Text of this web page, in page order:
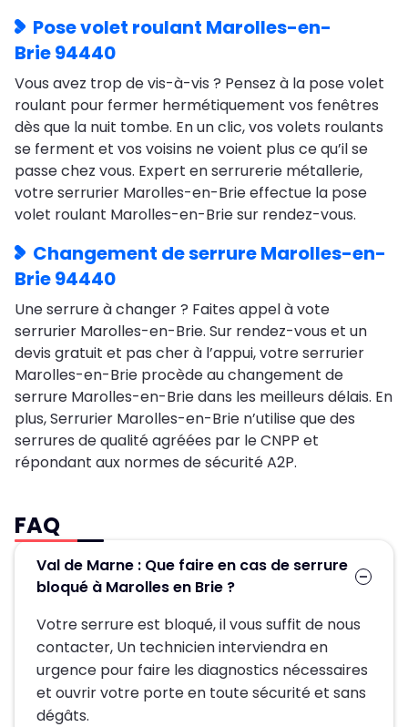
Pose volet roulant Marolles-en-
Brie 94440
Vous avez trop de vis-à-vis ? Pensez à la pose volet
roulant pour fermer hermétiquement vos fenêtres
dès que la nuit tombe. En un clic, vos volets roulants
se ferment et vos voisins ne voient plus ce qu’il se
passe chez vous. Expert en serrurerie métallerie,
votre serrurier Marolles-en-Brie effectue la pose
volet roulant Marolles-en-Brie sur rendez-vous.
Changement de serrure Marolles-en-
Brie 94440
Une serrure à changer ? Faites appel à vote
serrurier Marolles-en-Brie. Sur rendez-vous et un
devis gratuit et pas cher à l’appui, votre serrurier
Marolles-en-Brie procède au changement de
serrure Marolles-en-Brie dans les meilleurs délais. En
plus, Serrurier Marolles-en-Brie n’utilise que des
serrures de qualité agréées par le CNPP et
répondant aux normes de sécurité A2P.
FAQ
Val de Marne : Que faire en cas de serrure
bloqué à Marolles en Brie ?
Votre serrure est bloqué, il vous suffit de nous
contacter, Un technicien interviendra en
urgence pour faire les diagnostics nécessaires
et ouvrir votre porte en toute sécurité et sans
dégâts.